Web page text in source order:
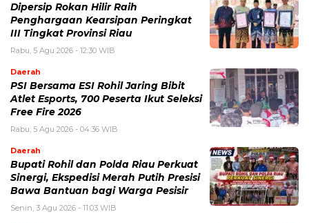
Dipersip Rokan Hilir Raih
Penghargaan Kearsipan Peringkat
III Tingkat Provinsi Riau
Rabu, 5 Agu 2026 - 12:30 WIB
Daerah
PSI Bersama ESI Rohil Jaring Bibit
Atlet Esports, 700 Peserta Ikut Seleksi
Free Fire 2026
Rabu, 5 Agu 2026 - 04:36 WIB
Daerah
Bupati Rohil dan Polda Riau Perkuat
Sinergi, Ekspedisi Merah Putih Presisi
Bawa Bantuan bagi Warga Pesisir
Senin, 3 Agu 2026 - 11:03 WIB